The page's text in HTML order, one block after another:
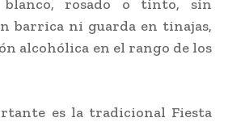
rosado o tinto, sin
barrica ni guarda en tinajas,
alcohólica en el rango de los
es la tradicional Fiesta